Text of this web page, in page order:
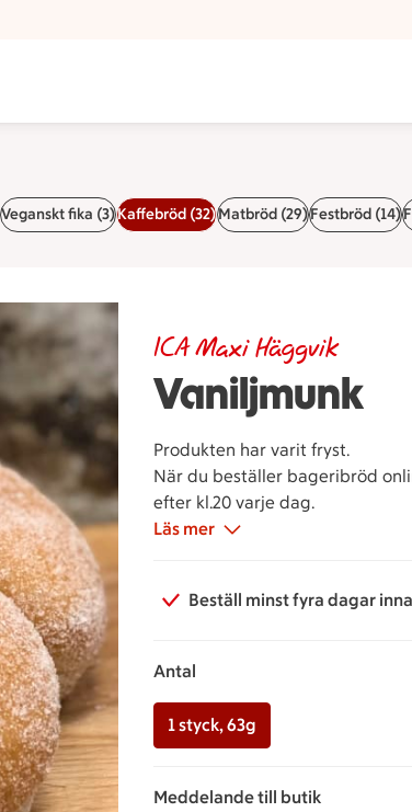
Veganskt fika (3)Kaffebröd (32)Matbröd (29)Festbröd (14)
Vaniljmunk
ICA Maxi Häggvik
Produkten har varit fryst.
När du beställer bageribröd
efter kl.20 varje dag.
Läs mer
Beställ minst fyra dagar
Antal
1 styck, 63g
Meddelande till butik